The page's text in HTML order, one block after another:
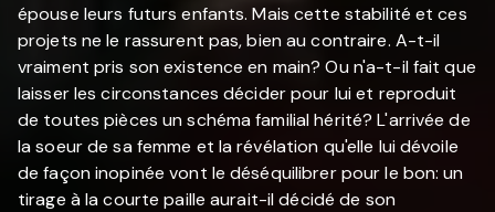
épouse leurs futurs enfants. Mais cette stabilité et ces
projets ne le rassurent pas, bien au contraire. A-t-il
vraiment pris son existence en main? Ou n'a-t-il fait que
laisser les circonstances décider pour lui et reproduit
de toutes pièces un schéma familial hérité? L'arrivée de
la soeur de sa femme et la révélation qu'elle lui dévoile
de façon inopinée vont le déséquilibrer pour le bon: un
tirage à la courte paille aurait-il décidé de son